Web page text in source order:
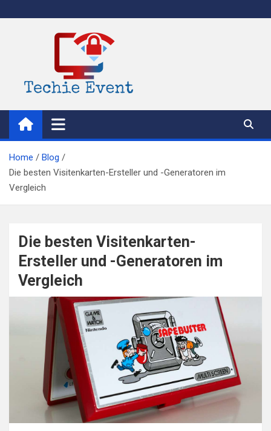
to
TechieEvent
Best Technology Blog 2021 – Get Trending Technology News
Home
Blog
Die besten Visitenkarten-Ersteller und -Generatoren im
Vergleich
Die besten Visitenkarten-
Ersteller und -Generatoren im
Vergleich